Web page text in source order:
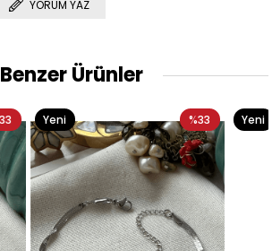
YORUM YAZ
Benzer Ürünler
%33 %33
Yeni
Ürün